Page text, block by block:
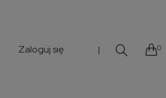
Zaloguj się | 0